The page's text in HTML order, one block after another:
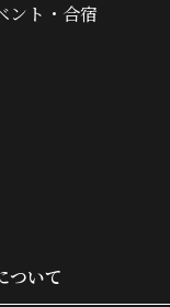
ント・合宿
ついて